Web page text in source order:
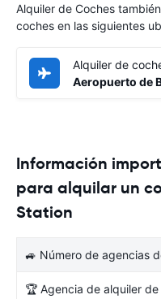
Alquiler de Coches
coches en las siguientes
Alquiler de
Aeropuerto de
Información
para alquilar un
Station
🚙 Número de agencias
🏆 Agencia de alquiler